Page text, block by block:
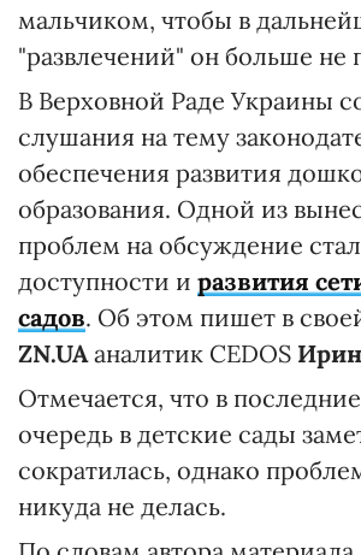
мальчиком, чтобы в
"развлечений" он больше не
В Верховной Раде Украины
слушания на тему
обеспечения развития
образования. Одной из
проблем на обсуждение
доступности и развития
садов. Об этом пишет в
ZN.UAаналитик CEDOS
Отмечается, что в
очередь в детские сады
сократилась, однако
никуда не делась.